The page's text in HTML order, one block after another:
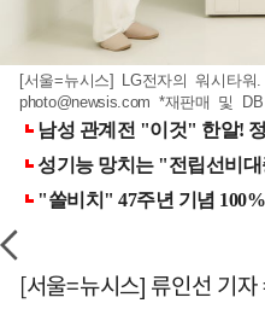
[서울=뉴시스] LG전자의 워시타
photo@newsis.com *재판매 및
[서울=뉴시스] 류인선 기